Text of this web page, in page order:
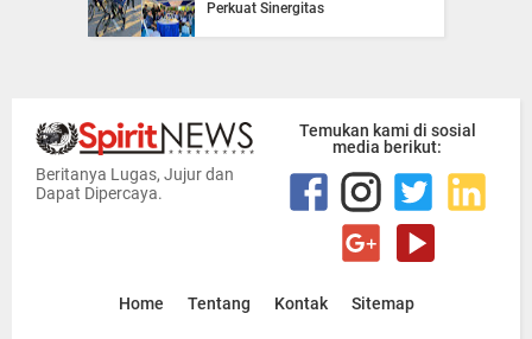
Perkuat Sinergitas
Beritanya Lugas, Jujur dan
Dapat Dipercaya.
Temukan kami di sosial
media berikut:
Home Tentang Kontak Sitemap